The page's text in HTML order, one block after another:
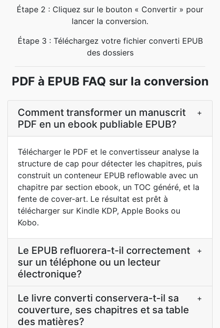
Étape 2 : Cliquez sur le bouton « Convertir » pour
lancer la conversion.
Étape 3 : Téléchargez votre fichier converti EPUB
des dossiers
PDF à EPUB FAQ sur la conversion
Comment transformer un manuscrit
PDF en un ebook publiable EPUB?
+
Télécharger le PDF et le convertisseur analyse la
structure de cap pour détecter les chapitres, puis
construit un conteneur EPUB reflowable avec un
chapitre par section ebook, un TOC généré, et la
fente de cover-art. Le résultat est prêt à
télécharger sur Kindle KDP, Apple Books ou
Kobo.
Le EPUB refluorera-t-il correctement
sur un téléphone ou un lecteur
électronique?
+
Le livre converti conservera-t-il sa
couverture, ses chapitres et sa table
des matières?
+